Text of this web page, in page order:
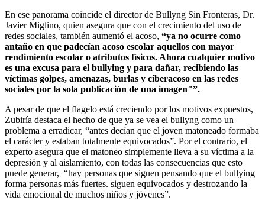
En ese panorama coincide el director de Bullyng Sin Fronteras, Dr.
Javier Miglino, quien asegura que con el crecimiento del uso de
redes sociales, también aumentó el acoso, “ya no ocurre como
antaño en que padecían acoso escolar aquellos con mayor
rendimiento escolar o atributos físicos. Ahora cualquier motivo
es una excusa para el bullying y para dañar, recibiendo las
víctimas golpes, amenazas, burlas y ciberacoso en las redes
sociales por la sola publicación de una imagen"”.
A pesar de que el flagelo está creciendo por los motivos expuestos,
Zubiría destaca el hecho de que ya se vea el bullyng como un
problema a erradicar, “antes decían que el joven matoneado formaba
el carácter y estaban totalmente equivocados”. Por el contrario, el
experto asegura que el matoneo simplemente lleva a su víctima a la
depresión y al aislamiento, con todas las consecuencias que esto
puede generar, “hay personas que siguen pensando que el bullying
forma personas más fuertes. siguen equivocados y destrozando la
vida emocional de muchos niños y jóvenes”.